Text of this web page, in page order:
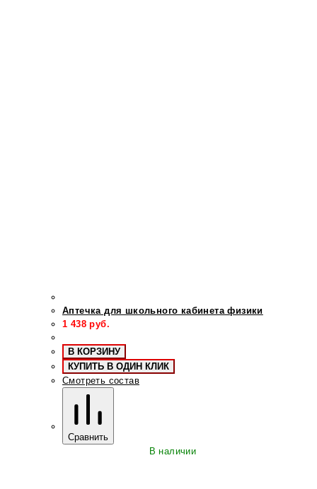
Аптечка для школьного кабинета физики
1 438 руб.
В КОРЗИНУ
КУПИТЬ В ОДИН КЛИК
Смотреть состав
Сравнить
В наличии